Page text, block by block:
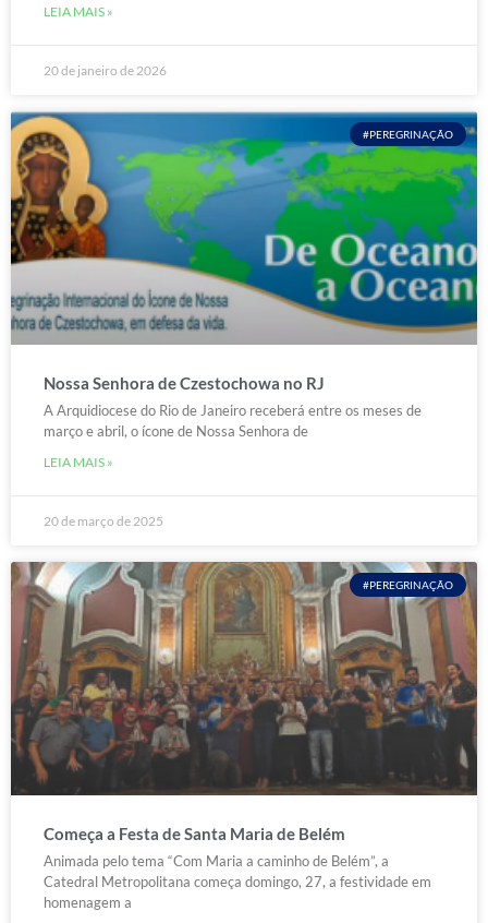
LEIA MAIS »
20 de janeiro de 2026
#PEREGRINAÇÃO
Nossa Senhora de Czestochowa no RJ
A Arquidiocese do Rio de Janeiro receberá entre os meses de
março e abril, o ícone de Nossa Senhora de
LEIA MAIS »
20 de março de 2025
#PEREGRINAÇÃO
Começa a Festa de Santa Maria de Belém
Animada pelo tema “Com Maria a caminho de Belém”, a
Catedral Metropolitana começa domingo, 27, a festividade em
homenagem a